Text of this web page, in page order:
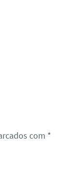
com *